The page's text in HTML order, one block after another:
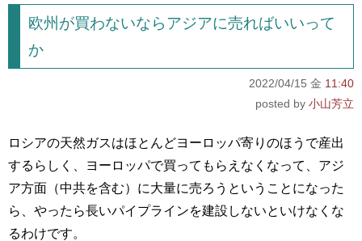
欧州が買わないならアジアに売ればいいって
か
2022/04/15 金 11:40
小山芳立
ロシアの天然ガスはほとんどヨーロッパ寄りのほうで産出
するらしく、ヨーロッパで買ってもらえなくなって、アジ
ア方面（中共を含む）に大量に売ろうということになった
ら、やったら長いパイプラインを建設しないといけなくな
るわけです。